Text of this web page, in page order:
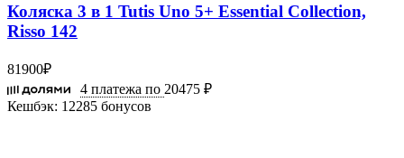
Коляска 3 в 1 Tutis Uno 5+ Essential Collection,
Risso 142
81900₽
4 платежа по 20475 ₽
Кешбэк: 12285 бонусов